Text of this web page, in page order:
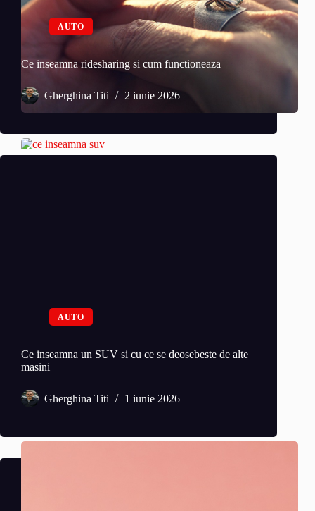
AUTO
Ce inseamna ridesharing si cum functioneaza
Gherghina Titi 2 iunie 2026
AUTO
Ce inseamna un SUV si cu ce se deosebeste de alte
masini
Gherghina Titi 1 iunie 2026